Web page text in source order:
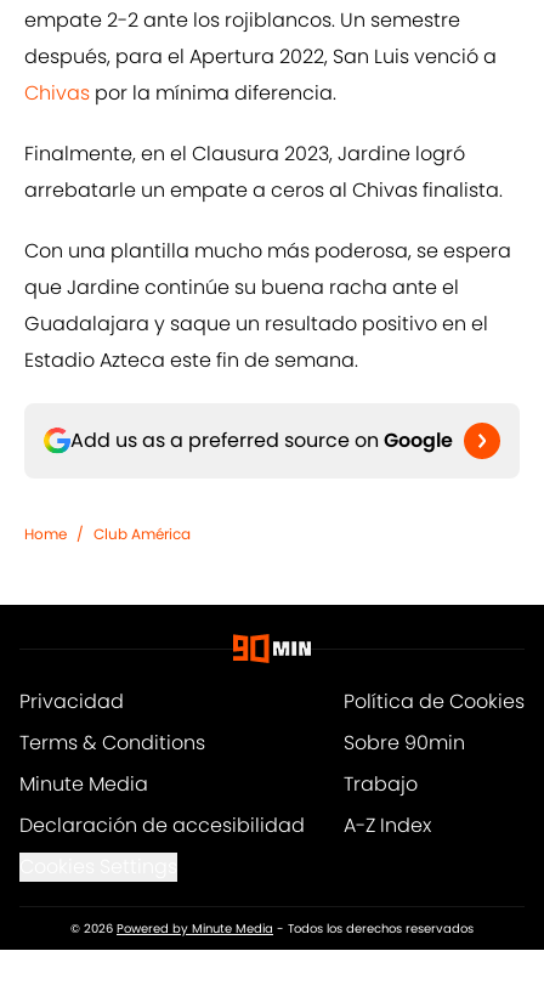
empate 2-2 ante los rojiblancos. Un semestre
después, para el Apertura 2022, San Luis venció a
Chivas por la mínima diferencia.
Finalmente, en el Clausura 2023, Jardine logró
arrebatarle un empate a ceros al Chivas finalista.
Con una plantilla mucho más poderosa, se espera
que Jardine continúe su buena racha ante el
Guadalajara y saque un resultado positivo en el
Estadio Azteca este fin de semana.
Add us as a preferred source on Google
Home / Club América
Privacidad
Política de Cookies
Terms & Conditions
Sobre 90min
Minute Media
Trabajo
Declaración de accesibilidad
A-Z Index
© 2026 Powered by Minute Media - Todos los derechos reservados